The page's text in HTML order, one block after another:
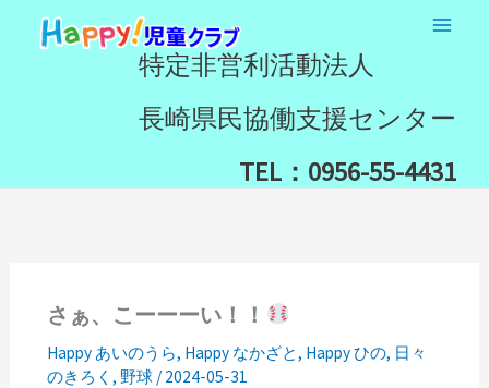
特定非営利活動法人
長崎県民協働支援センター
TEL：0956-55-4431
さぁ、こーーーい！！
Happy あいのうら, Happy なかざと, Happy ひの, 日々
のきろく,野球 / 2024-05-31
検
索